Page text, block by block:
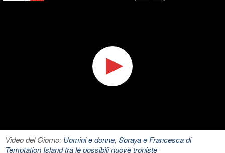
Video del Giorno: Uomini e donne, Soraya e Francesca di
Temptation Island tra le possibili nuove troniste